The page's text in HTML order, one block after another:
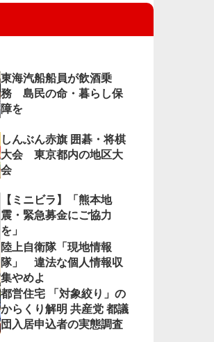
東海汽船船員が飲酒乗
務 島民の命・暮らし保
障を
しんぶん赤旗 囲碁・将棋
大会 東京都内の地区大
会
【ミニビラ】「熊本地
震・緊急募金にご協力
を」
陸上自衛隊「現地情報
隊」 違法な個人情報収
集やめよ
都営住宅 「対象絞り」の
からくり解明 共産党 都議
団入居申込者の実態調査